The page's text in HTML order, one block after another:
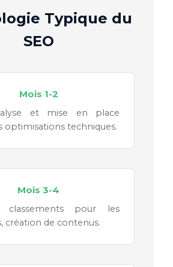
Typique du
SEO
Mois 1-2
et mise en place
optimisations techniques.
Mois 3-4
classements pour les
création de contenus.